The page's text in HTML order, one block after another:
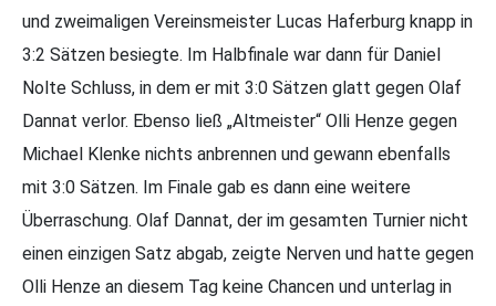
und zweimaligen Vereinsmeister Lucas Haferburg knapp in
3:2 Sätzen besiegte. Im Halbfinale war dann für Daniel
Nolte Schluss, in dem er mit 3:0 Sätzen glatt gegen Olaf
Dannat verlor. Ebenso ließ „Altmeister“ Olli Henze gegen
Michael Klenke nichts anbrennen und gewann ebenfalls
mit 3:0 Sätzen. Im Finale gab es dann eine weitere
Überraschung. Olaf Dannat, der im gesamten Turnier nicht
einen einzigen Satz abgab, zeigte Nerven und hatte gegen
Olli Henze an diesem Tag keine Chancen und unterlag in